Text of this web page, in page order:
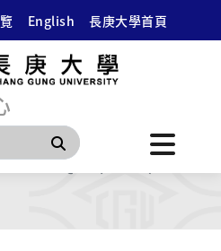
English 長庚大學首頁
搜尋
常見問題Q&A (教職員)